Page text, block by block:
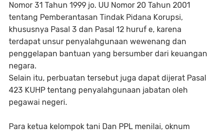
Nomor 31 Tahun 1999 jo. UU Nomor 20 Tahun 2001
tentang Pemberantasan Tindak Pidana Korupsi,
khususnya Pasal 3 dan Pasal 12 huruf e, karena
terdapat unsur penyalahgunaan wewenang dan
penggelapan bantuan yang bersumber dari keuangan
negara.
Selain itu, perbuatan tersebut juga dapat dijerat Pasal
423 KUHP tentang penyalahgunaan jabatan oleh
pegawai negeri.
Para ketua kelompok tani Dan PPL menilai, oknum